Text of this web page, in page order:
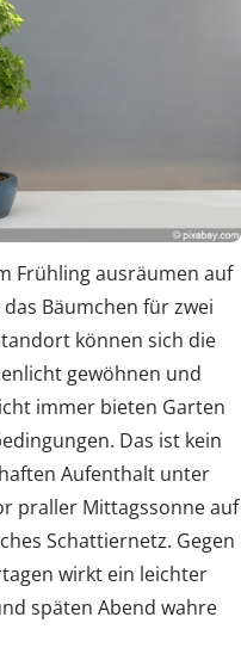
Frühling ausräumen auf
Bäumchen für zwei
können sich die
gewöhnen und
immer bieten Garten
Das ist kein
Aufenthalt unter
praller Mittagssonne auf
Schattiernetz. Gegen
wirkt ein leichter
späten Abend wahre